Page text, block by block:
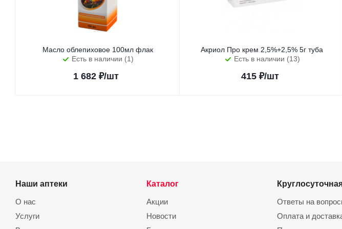
Масло облепиховое 100мл флак
Есть в наличии (1)
1 682₽/шт
Акриол Про крем 2,5%+2,5% 5г туба
Есть в наличии (13)
415 ₽/шт
Наши аптеки
О нас
Услуги
Каталог
Акции
Новости
Ответы на
Оплата и